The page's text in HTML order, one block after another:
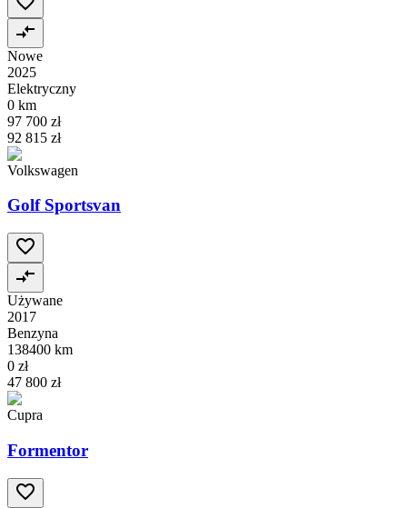
Nowe
2025
Elektryczny
0 km
97 700 zł
92 815 zł
Volkswagen
Golf Sportsvan
Używane
2017
Benzyna
138400 km
0 zł
47 800 zł
Cupra
Formentor